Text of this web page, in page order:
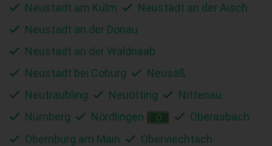
Neustadt am Kulm
Neustadt an der Aisch
Neustadt an der Donau
Neustadt an der Waldnaab
Neustadt bei Coburg
Neusäß
Neutraubling
Neuötting
Nittenau
Nürnberg
Nördlingen O
Oberasbach
Obernburg am Main
Oberviechtach